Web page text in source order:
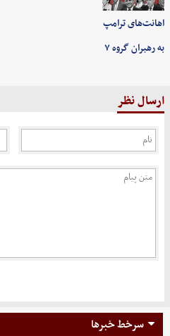
اهانت‌های ترامپ
به رهبران گروه ۷
ارسال نظر
سرخط خبرها